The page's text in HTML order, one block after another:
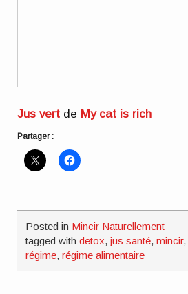
Jus vert de My cat is rich
Partager :
Posted in Mincir Naturellement
tagged withdetox,jus santé,mincir
régime,régime alimentaire